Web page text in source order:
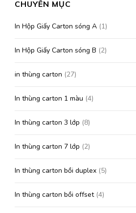
CHUYÊN MỤC
In Hộp Giấy Carton sóng A (1)
In Hộp Giấy Carton sóng B (2)
in thùng carton (27)
In thùng carton 1 màu (4)
In thùng carton 3 lớp (8)
In thùng carton 7 lớp (2)
In thùng carton bồi duplex (5)
In thùng carton bồi offset(4)